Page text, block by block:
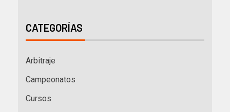
CATEGORÍAS
Arbitraje
Campeonatos
Cursos